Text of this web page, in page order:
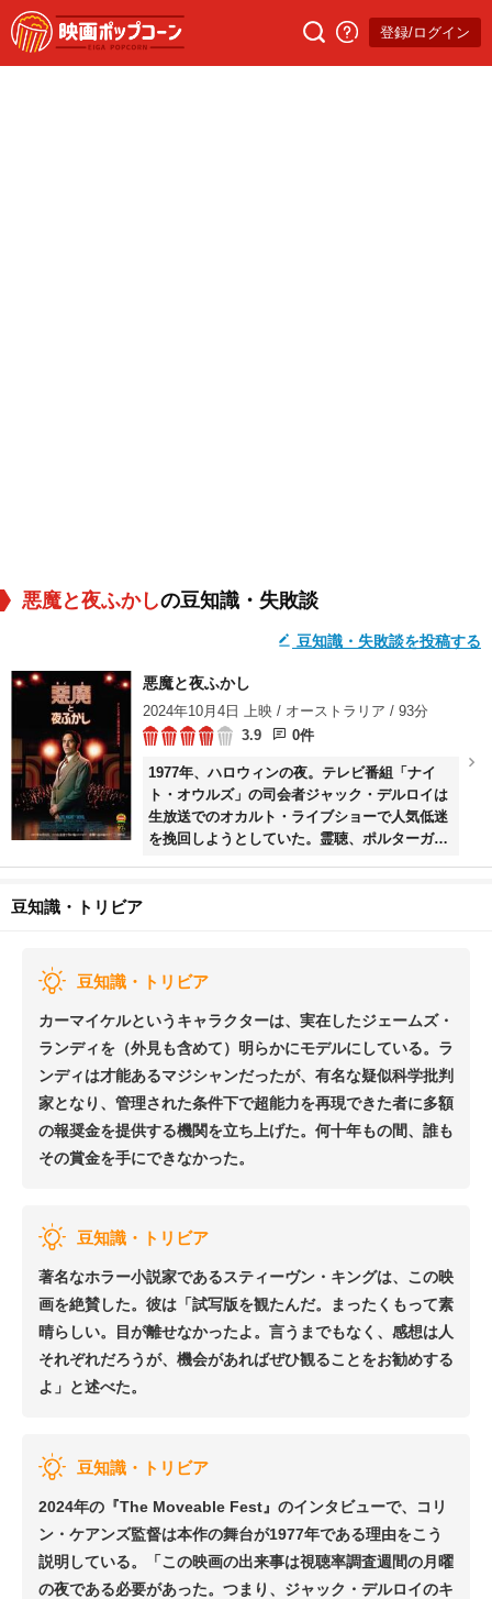
登録/ログイン
悪魔と夜ふかしの豆知識・失敗談
豆知識・失敗談を投稿する
悪魔と夜ふかし
2024年10月4日 上映 / オーストラリア / 93分
3.9
0件
1977年、ハロウィンの夜。テレビ番組「ナイ
ト・オウルズ」の司会者ジャック・デルロイは
生放送でのオカルト・ライブショーで人気低迷
を挽回しようとしていた。霊聴、ポルターガイ
豆知識・トリビア
豆知識・トリビア
カーマイケルというキャラクターは、実在したジェームズ・
ランディを（外見も含めて）明らかにモデルにしている。ラ
ンディは才能あるマジシャンだったが、有名な疑似科学批判
家となり、管理された条件下で超能力を再現できた者に多額
の報奨金を提供する機関を立ち上げた。何十年もの間、誰も
その賞金を手にできなかった。
豆知識・トリビア
著名なホラー小説家であるスティーヴン・キングは、この映
画を絶賛した。彼は「試写版を観たんだ。まったくもって素
晴らしい。目が離せなかったよ。言うまでもなく、感想は人
それぞれだろうが、機会があればぜひ観ることをお勧めする
よ」と述べた。
豆知識・トリビア
2024年の『The Moveable Fest』のインタビューで、コリ
ン・ケアンズ監督は本作の舞台が1977年である理由をこう
説明している。「この映画の出来事は視聴率調査週間の月曜
の夜である必要があった。つまり、ジャック・デルロイのキ